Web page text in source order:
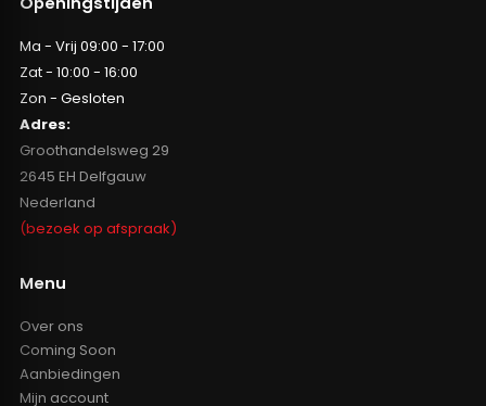
Ma - Vrij 09:00 - 17:00
Zat - 10:00 - 16:00
Zon - Gesloten
Adres:
Groothandelsweg 29
2645 EH Delfgauw
Nederland
(bezoek op afspraak)
Menu
Over ons
Coming Soon
Aanbiedingen
Mijn account